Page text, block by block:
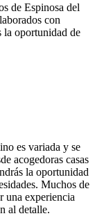
de Espinosa del
con
la oportunidad de
es variada y se
acogedoras casas
la oportunidad
Muchos de
una experiencia
al detalle.